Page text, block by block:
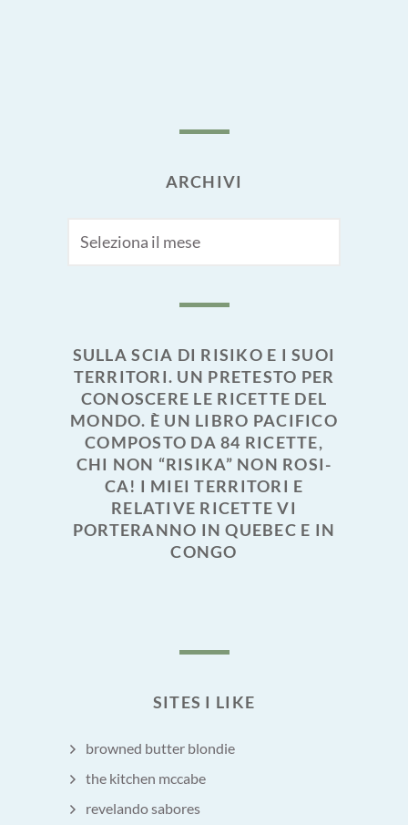
ARCHIVI
SULLA SCIA DI RISIKO E I SUOI
TERRITORI. UN PRETESTO PER
CONOSCERE LE RICETTE DEL
MONDO. È UN LIBRO PACIFICO
COMPOSTO DA 84 RICETTE,
CHI NON “RISIKA” NON ROSI-
CA! I MIEI TERRITORI E
RELATIVE RICETTE VI
PORTERANNO IN QUEBEC E IN
CONGO
SITES I LIKE
browned butter blondie
the kitchen mccabe
revelando sabores